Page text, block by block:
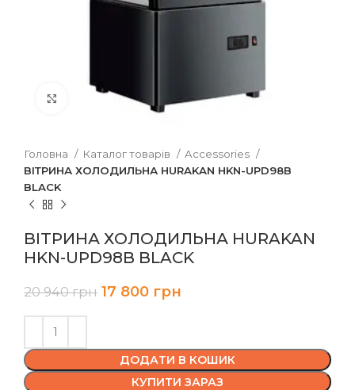
Клацніть, щоб збільшити
Головна Каталог товарів
Accessories
ВІТРИНА ХОЛОДИЛЬНА HURAKAN HKN-UPD98B
BLACK
ВІТРИНА ХОЛОДИЛЬНА HURAKAN
HKN-UPD98B BLACK
20 940грн 17 800 грн
ДОДАТИ В КОШИК
КУПИТИ ЗАРАЗ